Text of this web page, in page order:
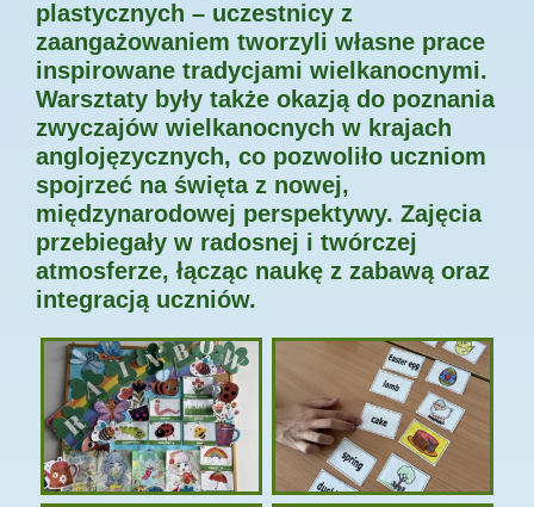
plastycznych – uczestnicy z
zaangażowaniem tworzyli własne prace
inspirowane tradycjami wielkanocnymi.
Warsztaty były także okazją do poznania
zwyczajów wielkanocnych w krajach
anglojęzycznych, co pozwoliło uczniom
spojrzeć na święta z nowej,
międzynarodowej perspektywy. Zajęcia
przebiegały w radosnej i twórczej
atmosferze, łącząc naukę z zabawą oraz
integracją uczniów.